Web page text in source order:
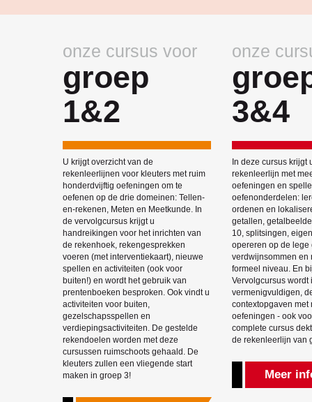
onze cursus voor
groep
1&2
U krijgt overzicht van de
rekenleerlijnen voor kleuters met ruim
honderdvijftig oefeningen om te
oefenen op de drie domeinen: Tellen-
en-rekenen, Meten en Meetkunde. In
de vervolgcursus krijgt u
handreikingen voor het inrichten van
de rekenhoek, rekengesprekken
voeren (met interventiekaart), nieuwe
spellen en activiteiten (ook voor
buiten!) en wordt het gebruik van
prentenboeken besproken. Ook vindt u
activiteiten voor buiten,
gezelschapsspellen en
verdiepingsactiviteiten. De gestelde
rekendoelen worden met deze
cursussen ruimschoots gehaald. De
kleuters zullen een vliegende start
maken in groep 3!
onze
3&4
In deze cursus krijgt
rekenleerlijn met
oefeningen en
oefenonderdelen:
ordenen en
getallen,
10, splitsingen,
opereren op de
verdwijnsommen en
formeel niveau. En
Vervolgcursus wordt
vermenigvuldigen,
contextopgaven met
oefeningen - ook
complete cursus
de rekenleerlijn van
Meer